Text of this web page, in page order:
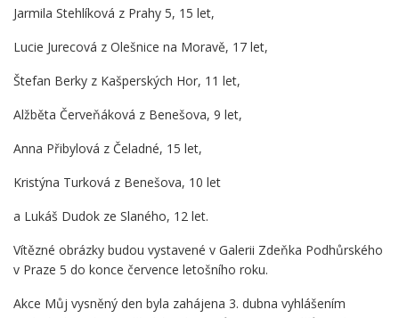
Jarmila Stehlíková z Prahy 5, 15 let,
Lucie Jurecová z Olešnice na Moravě, 17 let,
Štefan Berky z Kašperských Hor, 11 let,
Alžběta Červeňáková z Benešova, 9 let,
Anna Přibylová z Čeladné, 15 let,
Kristýna Turková z Benešova, 10 let
a Lukáš Dudok ze Slaného, 12 let.
Vítězné obrázky budou vystavené v Galerii Zdeňka Podhůrského
v Praze 5 do konce července letošního roku.
Akce Můj vysněný den byla zahájena 3. dubna vyhlášením